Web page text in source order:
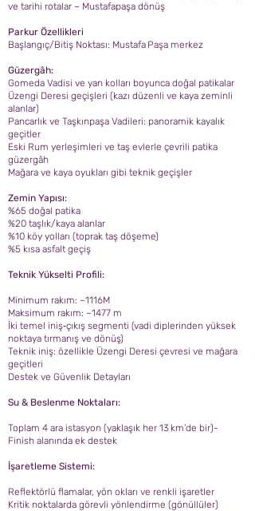
ve tarihi rotalar – Mustafapaşa dönüş
Parkur Özellikleri
Başlangıç/Bitiş Noktası: Mustafa Paşa merkez
Güzergâh:
Gomeda Vadisi ve yan kolları boyunca doğal patikalar
Üzengi Deresi geçişleri (kazı düzenli ve kaya zeminli
alanlar)
Pancarlık ve Taşkınpaşa Vadileri: panoramik kayalık
geçitler
Eski Rum yerleşimleri ve taş evlerle çevrili patika
güzergâh
Mağara ve kaya oyukları gibi teknik geçişler
Zemin Yapısı:
%65 doğal patika
%20 taşlık/kaya alanlar
%10 köy yolları (toprak taş döşeme)
%5 kısa asfalt geçiş
Teknik Yükselti Profili:
Minimum rakım: ~1116M
Maksimum rakım: ~1477 m
İki temel iniş‑çıkış segmenti (vadi diplerinden yüksek
noktaya tırmanış ve dönüş)
Teknik iniş: özellikle Üzengi Deresi çevresi ve mağara
geçitleri
Destek ve Güvenlik Detayları
Su & Beslenme Noktaları:
Toplam 4 ara istasyon (yaklaşık her 13 km’de bir)-
Finish alanında ek destek
İşaretleme Sistemi:
Reflektörlü flamalar, yön okları ve renkli işaretler
Kritik noktalarda görevli yönlendirme (gönüllüler)